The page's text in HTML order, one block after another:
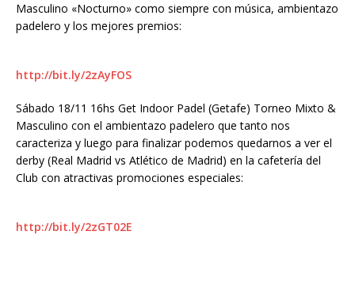
Masculino «Nocturno» como siempre con música, ambientazo
padelero y los mejores premios:
http://bit.ly/2zAyFOS
Sábado 18/11 16hs Get Indoor Padel (Getafe) Torneo Mixto &
Masculino con el ambientazo padelero que tanto nos
caracteriza y luego para finalizar podemos quedarnos a ver el
derby (Real Madrid vs Atlético de Madrid) en la cafetería del
Club con atractivas promociones especiales:
http://bit.ly/2zGT02E